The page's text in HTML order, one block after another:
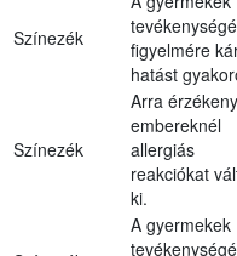
Színezék
figyelmére
hatást
Színezék
Arra érzékeny
embereknél
allergiás
reakciókat
ki.
A gyermekek